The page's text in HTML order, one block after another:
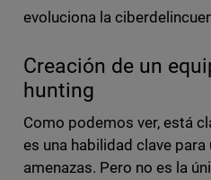
evoluciona la
Creación de un
hunting
Como podemos ver, está
es una habilidad clave
amenazas. Pero no es la